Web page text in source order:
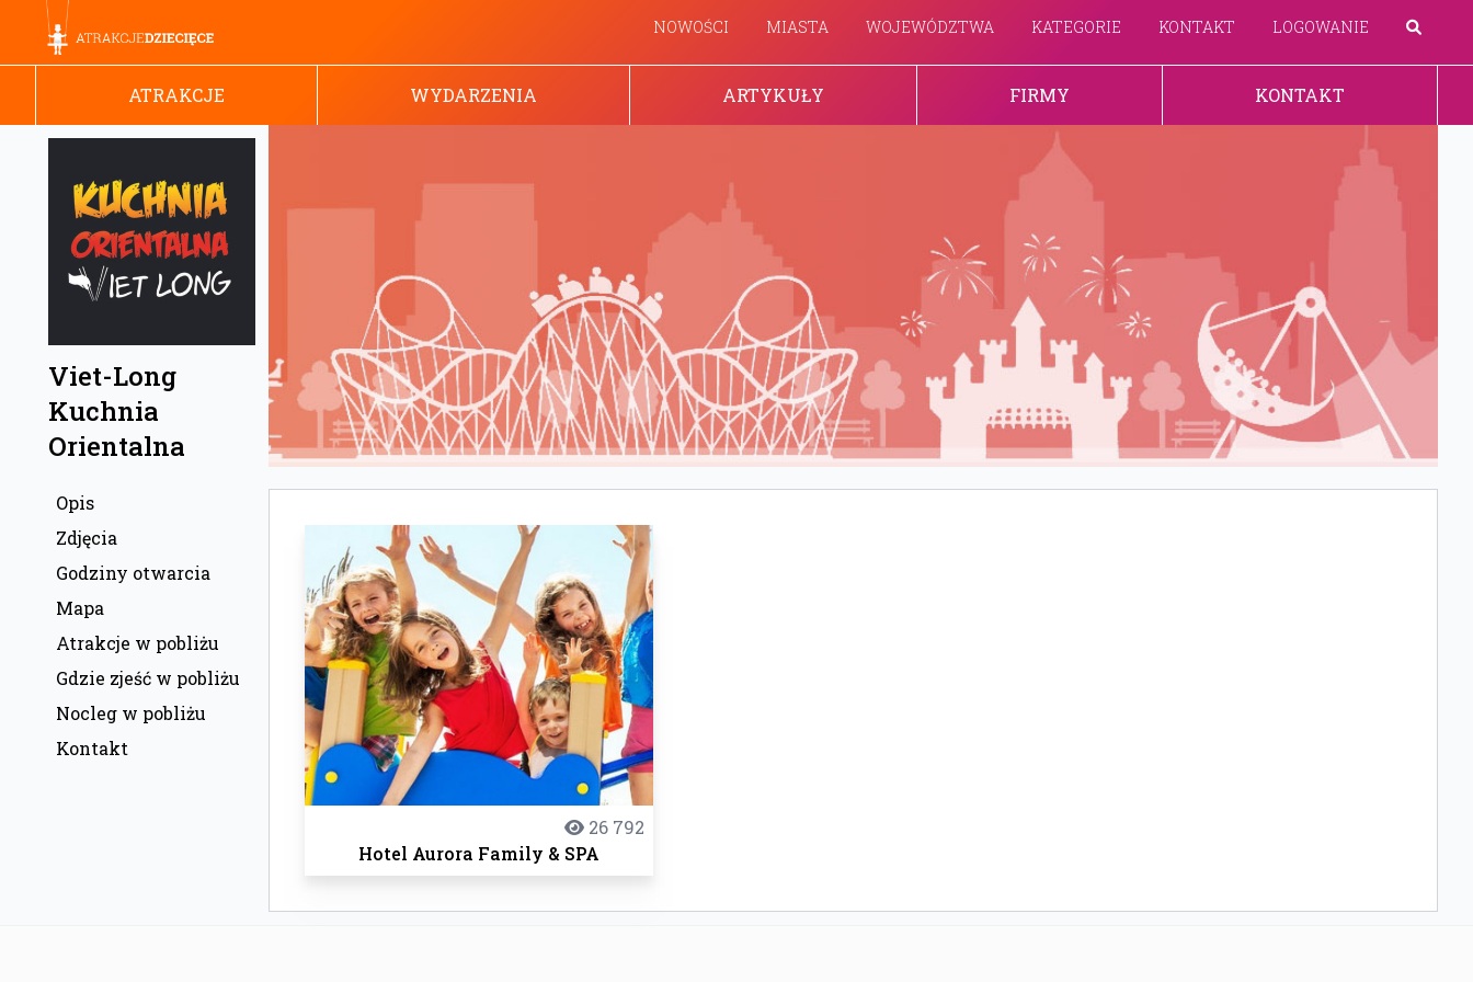
NOWOŚCI MIASTA WOJEWÓDZTWA KATEGORIE KONTAKT LOGOWANIE
ATRAKCJE WYDARZENIA ARTYKUŁY FIRMY KONTAKT
Viet-Long
Kuchnia
Orientalna
Opis
Zdjęcia
Godziny otwarcia
Mapa
Atrakcje w pobliżu
Gdzie zjeść w pobliżu
Nocleg w pobliżu
Kontakt
26 792
Hotel Aurora Family & SPA